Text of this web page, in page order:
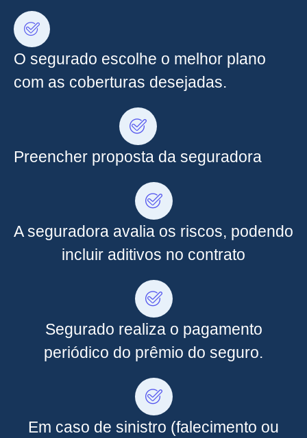
O segurado escolhe o melhor plano
com as coberturas desejadas.
Preencher proposta da seguradora
A seguradora avalia os riscos, podendo
incluir aditivos no contrato
Segurado realiza o pagamento
periódico do prêmio do seguro.
Em caso de sinistro (falecimento ou